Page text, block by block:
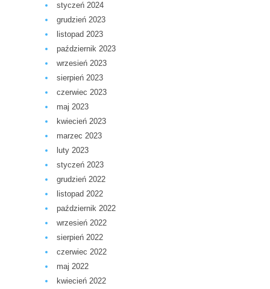
styczeń 2024
grudzień 2023
listopad 2023
październik 2023
wrzesień 2023
sierpień 2023
czerwiec 2023
maj 2023
kwiecień 2023
marzec 2023
luty 2023
styczeń 2023
grudzień 2022
listopad 2022
październik 2022
wrzesień 2022
sierpień 2022
czerwiec 2022
maj 2022
kwiecień 2022